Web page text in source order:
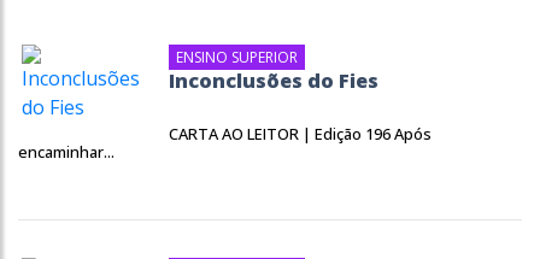
ENSINO SUPERIOR
Inconclusões do Fies
CARTA AO LEITOR | Edição 196 Após
encaminhar...